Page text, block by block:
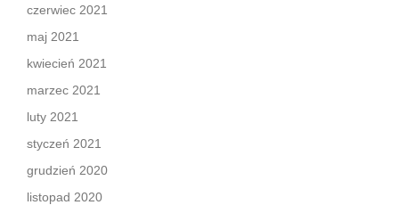
czerwiec 2021
maj 2021
kwiecień 2021
marzec 2021
luty 2021
styczeń 2021
grudzień 2020
listopad 2020